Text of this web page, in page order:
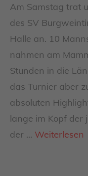
Am Samstag trat
des SV
Halle an. 10
nahmen am
Stunden in die
das Turnier aber
absoluten
lange im Kopf der
der … Weiterlesen